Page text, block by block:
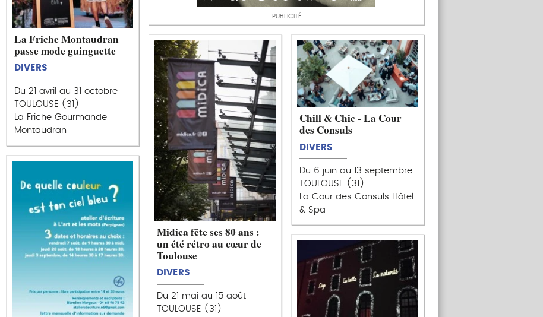
La Friche Montaudran
passe mode guinguette
DIVERS
Du 21 avril au 31 octobre
TOULOUSE (31)
La Friche Gourmande
Montaudran
PUBLICITÉ
Midica fête ses 80 ans :
un été rétro au cœur de
Toulouse
DIVERS
Du 21 mai au 15 août
TOULOUSE (31)
Chill & Chic - La Cour
des Consuls
DIVERS
Du 6 juin au 13 septembre
TOULOUSE (31)
La Cour des Consuls Hôtel
& Spa